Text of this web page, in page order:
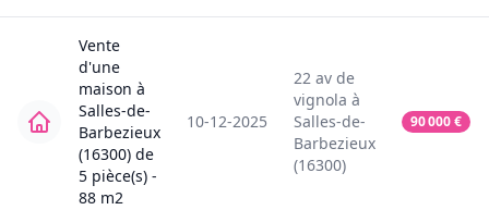
Vente
d'une
maison à
Salles-de-
Barbezieux
(16300) de
5 pièce(s) -
88 m2
10-12-2025
22 av de
vignola à
Salles-de-
Barbezieux
(16300)
90 000€